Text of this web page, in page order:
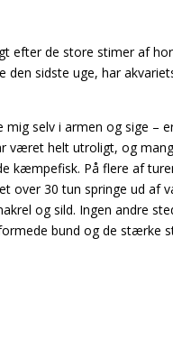
efter de store stimer af
sidste uge, har
selv i armen og sige –
været helt utroligt, og
kæmpefisk. På flere af
over 30 tun springe ud af
og sild. Ingen andre
bund og de stærke